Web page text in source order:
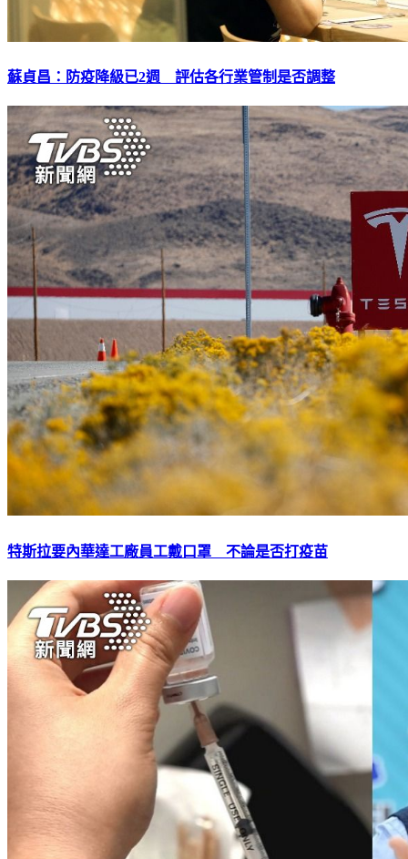
蘇貞昌：防疫降級已2週 評估各行業管制是否調整
特斯拉要內華達工廠員工戴口罩 不論是否打疫苗